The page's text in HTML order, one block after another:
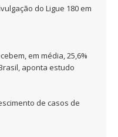
do Ligue 180 em
em média, 25,6%
aponta estudo
de casos de